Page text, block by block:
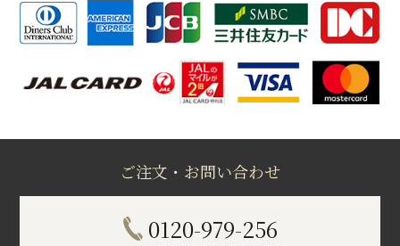
ご注文・お問い合わせ
0120-979-256